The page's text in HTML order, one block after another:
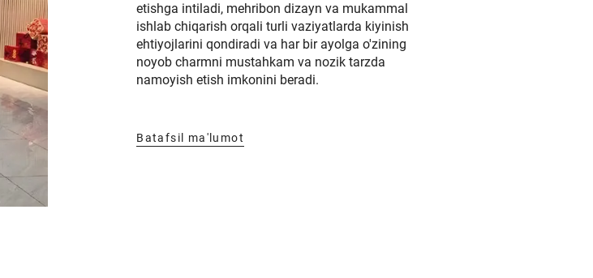
etishga intiladi, mehribon dizayn va mukammal
ishlab chiqarish orqali turli vaziyatlarda kiyinish
ehtiyojlarini qondiradi va har bir ayolga o'zining
noyob charmni mustahkam va nozik tarzda
namoyish etish imkonini beradi.
Batafsil ma'lumot